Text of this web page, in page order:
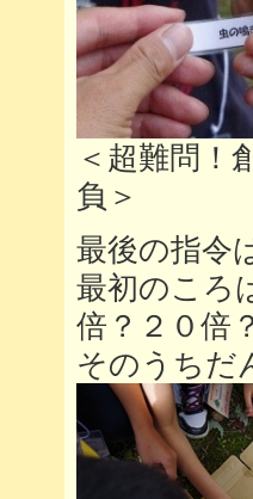
＜超難問！
負＞
最後の指令
最初のころ
倍？２０倍
そのうちだ